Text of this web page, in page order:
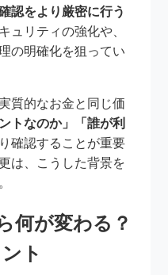
認をより厳密に行う
ュリティの強化や、
の明確化を狙ってい
質的なお金と同じ価
トなのか」「誰が利
確認することが重要
は、こうした背景を
何が変わる？
ト